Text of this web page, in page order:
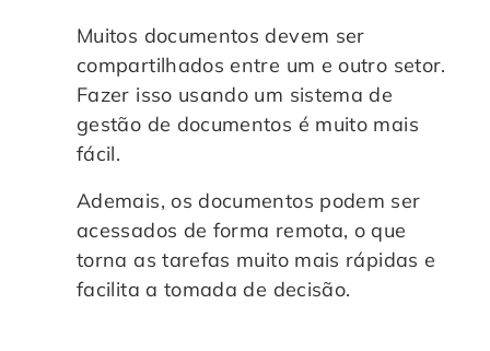
Muitos documentos devem ser
compartilhados entre um e outro setor.
Fazer isso usando um sistema de
gestão de documentos é muito mais
fácil.
Ademais, os documentos podem ser
acessados de forma remota, o que
torna as tarefas muito mais rápidas e
facilita a tomada de decisão.